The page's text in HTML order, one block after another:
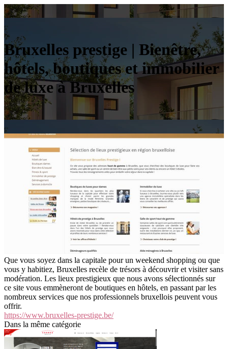
Bruxelles prestige | Bienêtre,
hôtels, boutiques et immobilier
de luxe à Bruxelles
Que vous soyez dans la capitale pour un weekend shopping ou que
vous y habitiez, Bruxelles recèle de trésors à découvrir et visiter sans
modération. Les lieux prestigieux que nous avons sélectionnés sur
ce site vous emmèneront de boutiques en hôtels, en passant par les
nombreux services que nos professionnels bruxellois peuvent vous
offrir.
https://www.bruxelles-prestige.be/
Dans la même catégorie